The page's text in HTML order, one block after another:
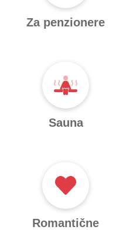
Za penzionere
Sauna
Romantične